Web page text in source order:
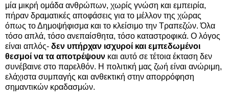
μία μικρή ομάδα ανθρώπων, χωρίς γνώση και εμπειρία,
πήραν δραματικές αποφάσεις για το μέλλον της χώρας
όπως το Δημοψήφισμα και το κλείσιμο την Τραπεζών. Όλα
τόσο απλά, τόσο ανεπαίσθητα, τόσο καταστροφικά. Ο λόγος
είναι απλός- δεν υπήρχαν ισχυροί και εμπεδωμένοι
θεσμοί να τα αποτρέψουν και αυτό σε τέτοια έκταση δεν
συνέβαινε στο παρελθόν. Η πολιτική μας ζωή είναι ανώριμη,
ελάχιστα συμπαγής και ανθεκτική στην απορρόφηση
σημαντικών κραδασμών.